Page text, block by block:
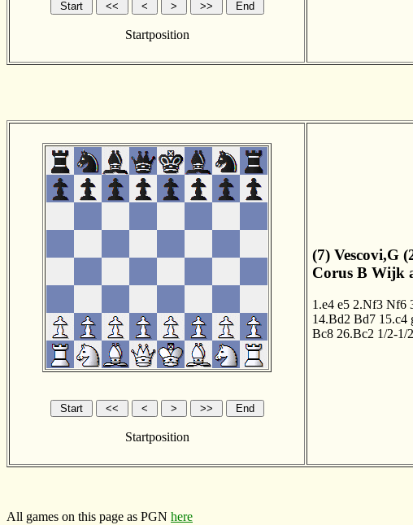
Startposition
Startposition
(7) Vescovi,G
Corus B Wijk
1.e4 e5 2.Nf3 Nf6
14.Bd2 Bd7 15.c4
Bc8 26.Bc2 1/2-1/2
All games on this page as PGN here